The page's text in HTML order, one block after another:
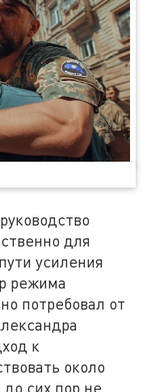
для
усиления
режима
потребовал от
к
около
сих пор не